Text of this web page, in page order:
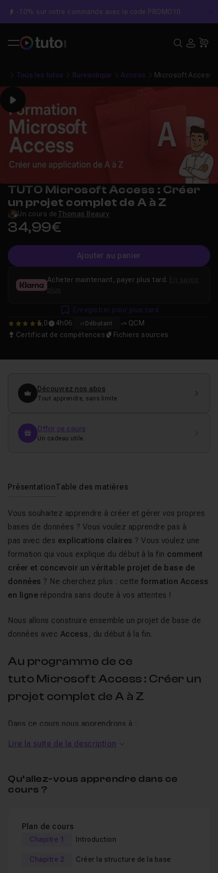
-10% sur votre commande avec le code PROMO10
Tous les tutos Bureautique Access Microsoft Access :
Play
TUTO Microsoft Access : Créer
un projet complet de A à Z
Un cours de Thomas Beaury
34,99€
Ajouter au panier
5 5,0 4h06 Débutant
QCM
Certificat de compétences
Fichiers sources
Acheter maintenant, payer plus tard.
plus
Enregistrer pour plus tard
Découvrez nos abos
Tout apprendre, sans limite
Offrir ce cours
Un cadeau utile.
PrésentationTable des matières
Vous souhaitez apprendre à créer et gérer vos propres
bases de données ? Vous voulez apprendre pas à
pas avec des explications claires ? Vous voulez une
formation qui vous explique du début à la fin comment
créer et concevoir un véritable projet de base de
données ? Ne cherchez plus : cette formation Access
en ligne répondra sans doute à vos attentes !
Nous allons construire ensemble un projet de base de
données avec Access , du début à la fin.
Au programme de ce
tuto Microsoft Access : Créer un
projet complet de A à Z
Dans ce cours nous apprendrons à :
Créer des tables et mettre en place les relations ;
graphique à votre base ;
Créer des macros pour automatiser certaines tâches
mode VBA ;
Créer des états pour imprimer vos données ;
Protéger votre base à l'aide d'un mot de passe.
Lire la suite de la description
Qu’allez-vous apprendre dans ce
cours ?
Plan de cours
Chapitre 1 Introduction
Chapitre 2 Créer la structure de la base